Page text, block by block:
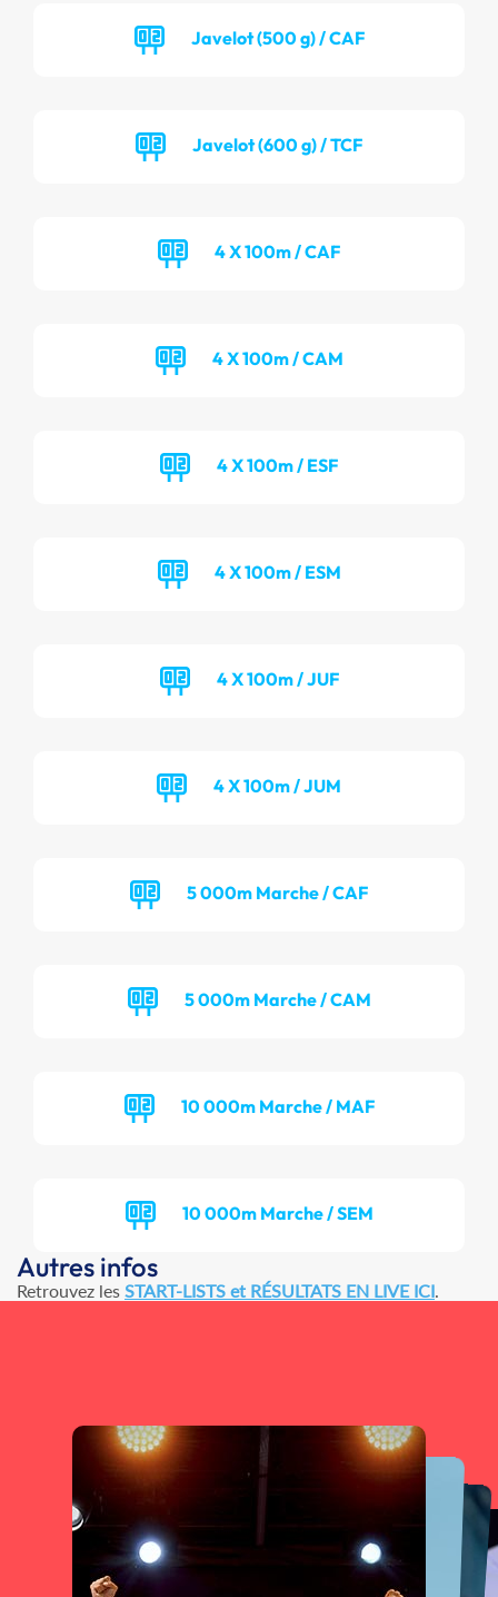
Javelot (500 g) / CAF
Javelot (600 g) / TCF
4 X 100m / CAF
4 X 100m / CAM
4 X 100m / ESF
4 X 100m / ESM
4 X 100m / JUF
4 X 100m / JUM
5 000m Marche / CAF
5 000m Marche / CAM
10 000m Marche / MAF
10 000m Marche / SEM
Autres infos
Retrouvez les START-LISTS et RÉSULTATS EN LIVE ICI.